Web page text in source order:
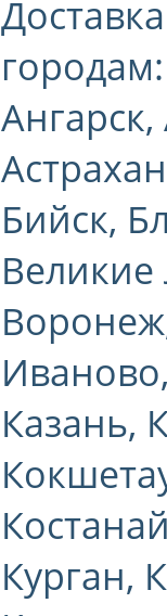
Бийск,
Великие
Казань,
Курган,